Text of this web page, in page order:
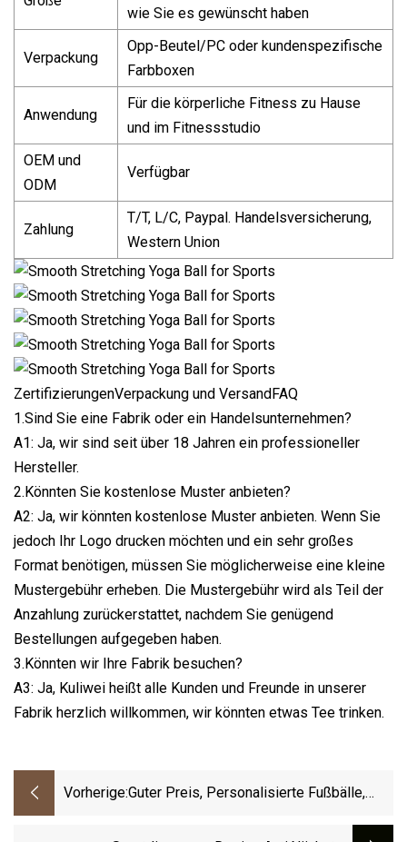
wie Sie es gewünscht haben
Verpackung
Opp-Beutel/PC oder kundenspezifische
Farbboxen
Anwendung
Für die körperliche Fitness zu Hause
und im Fitnessstudio
OEM und
ODM
Verfügbar
Zahlung
T/T, L/C, Paypal. Handelsversicherung,
Western Union
ZertifizierungenVerpackung und VersandFAQ
1.Sind Sie eine Fabrik oder ein Handelsunternehmen?
A1: Ja, wir sind seit über 18 Jahren ein professioneller
Hersteller.
2.Könnten Sie kostenlose Muster anbieten?
A2: Ja, wir könnten kostenlose Muster anbieten. Wenn Sie
jedoch Ihr Logo drucken möchten und ein sehr großes
Format benötigen, müssen Sie möglicherweise eine kleine
Mustergebühr erheben. Die Mustergebühr wird als Teil der
Anzahlung zurückerstattet, nachdem Sie genügend
Bestellungen aufgegeben haben.
3.Könnten wir Ihre Fabrik besuchen?
A3: Ja, Kuliwei heißt alle Kunden und Freunde in unserer
Fabrik herzlich willkommen, wir könnten etwas Tee trinken.
Vorherige:Guter Preis, Personalisierte Fußbälle,